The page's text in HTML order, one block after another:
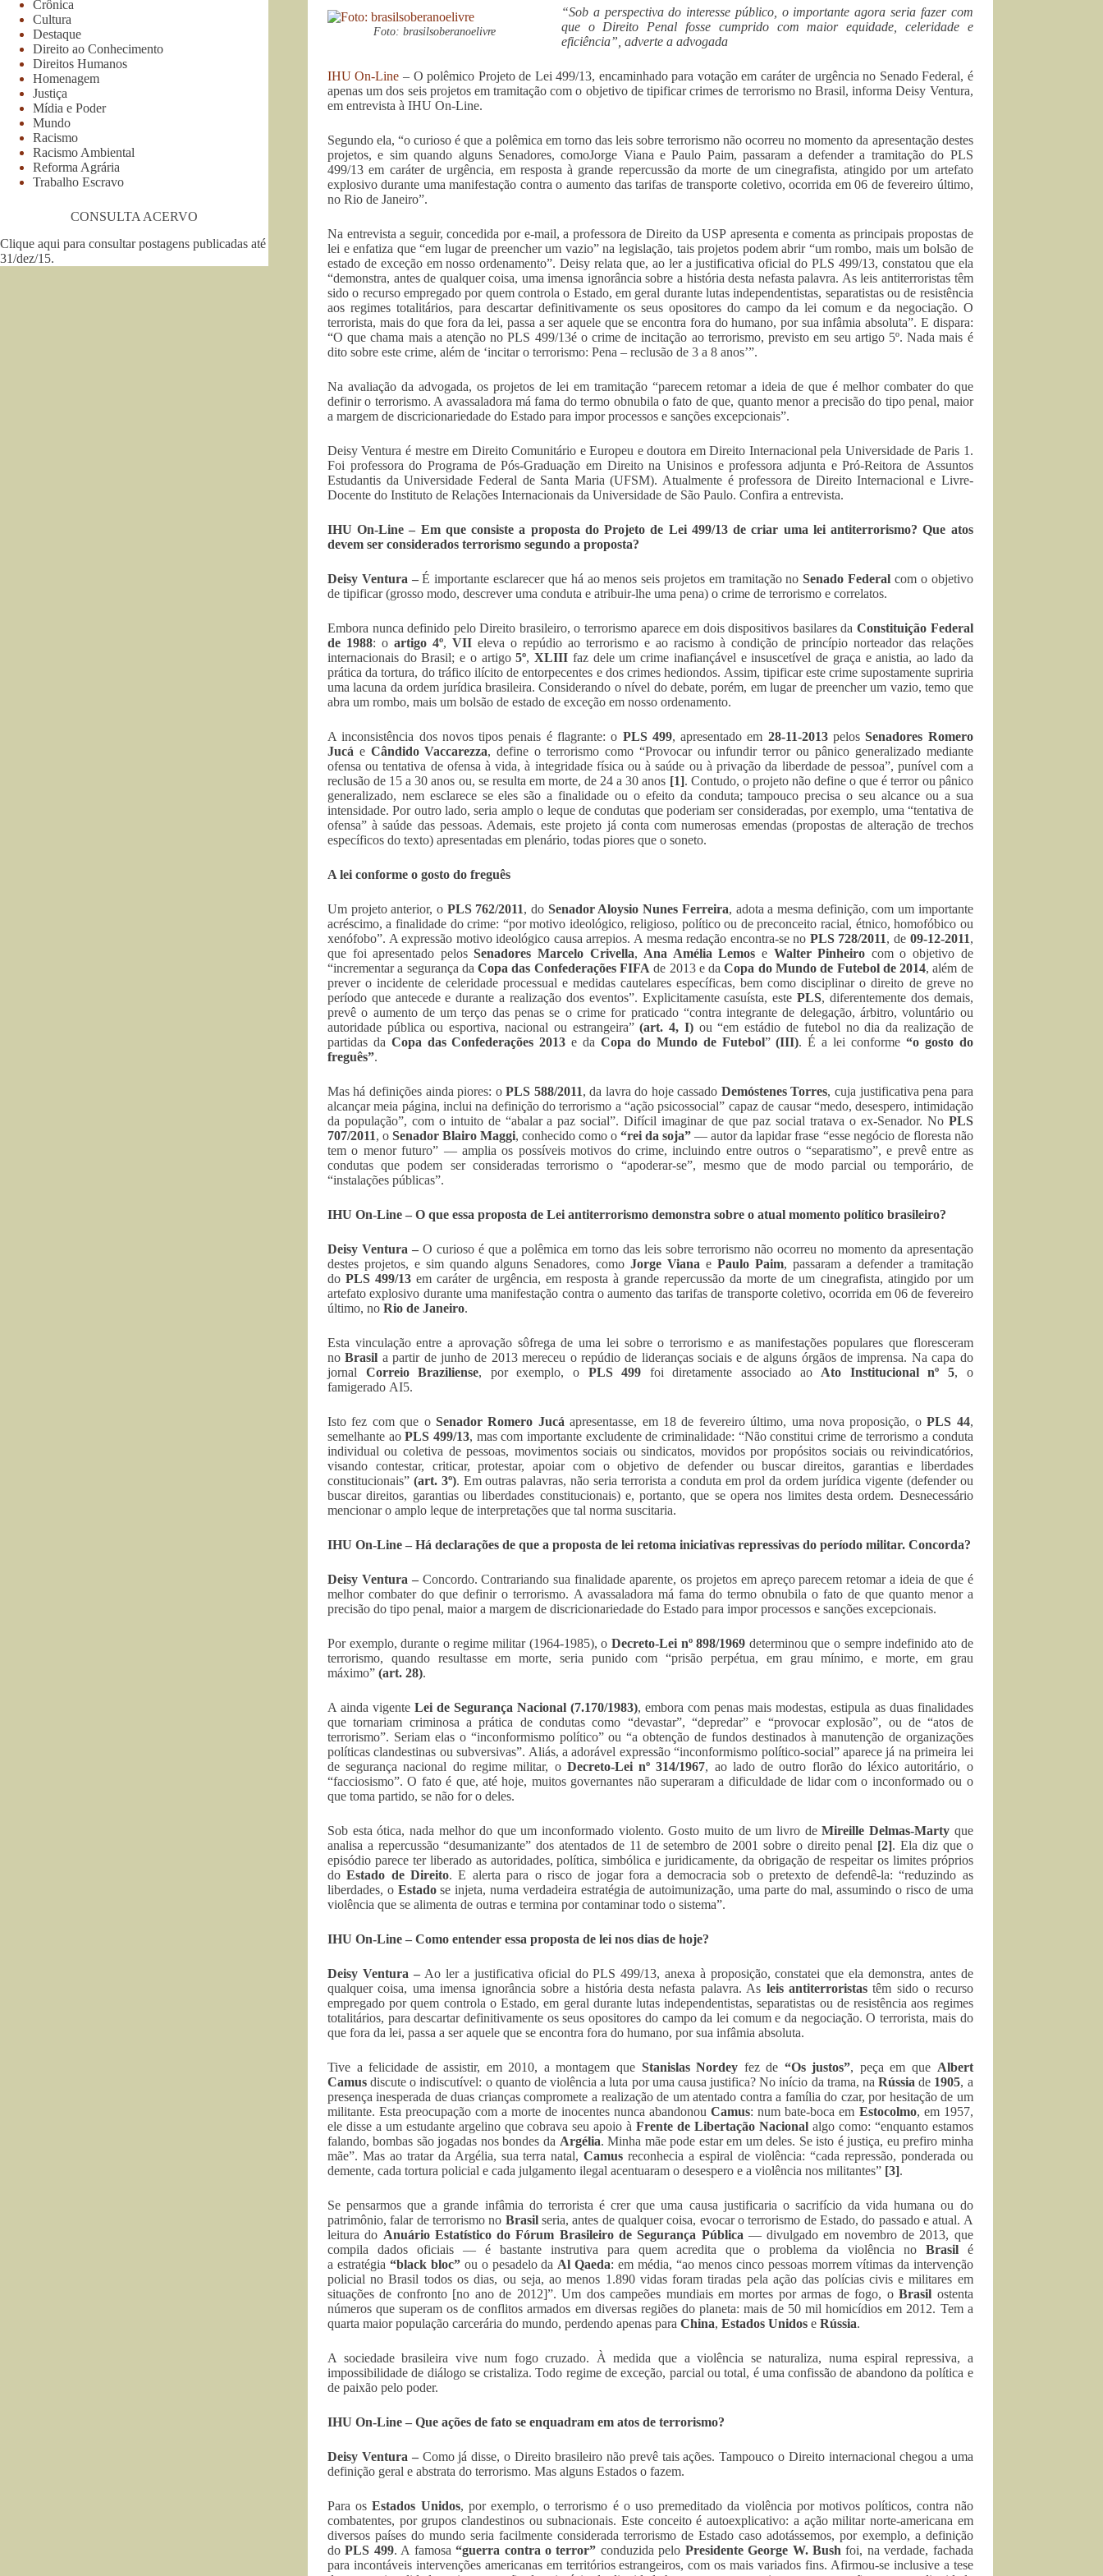
Foto: brasilsoberanoelivre
“Sob a perspectiva do interesse público, o importante agora seria fazer com
que o Direito Penal fosse cumprido com maior equidade, celeridade e
eficiência”, adverte a advogada
IHU On-Line – O polêmico Projeto de Lei 499/13, encaminhado para votação em caráter de urgência no Senado Federal, é
apenas um dos seis projetos em tramitação com o objetivo de tipificar crimes de terrorismo no Brasil, informa Deisy Ventura,
em entrevista à IHU On-Line.
Segundo ela, “o curioso é que a polêmica em torno das leis sobre terrorismo não ocorreu no momento da apresentação destes
projetos, e sim quando alguns Senadores, comoJorge Viana e Paulo Paim, passaram a defender a tramitação do PLS
499/13 em caráter de urgência, em resposta à grande repercussão da morte de um cinegrafista, atingido por um artefato
explosivo durante uma manifestação contra o aumento das tarifas de transporte coletivo, ocorrida em 06 de fevereiro último,
no Rio de Janeiro”.
Na entrevista a seguir, concedida por e-mail, a professora de Direito da USP apresenta e comenta as principais propostas de
lei e enfatiza que “em lugar de preencher um vazio” na legislação, tais projetos podem abrir “um rombo, mais um bolsão de
estado de exceção em nosso ordenamento”. Deisy relata que, ao ler a justificativa oficial do PLS 499/13, constatou que ela
“demonstra, antes de qualquer coisa, uma imensa ignorância sobre a história desta nefasta palavra. As leis antiterroristas têm
sido o recurso empregado por quem controla o Estado, em geral durante lutas independentistas, separatistas ou de resistência
aos regimes totalitários, para descartar definitivamente os seus opositores do campo da lei comum e da negociação. O
terrorista, mais do que fora da lei, passa a ser aquele que se encontra fora do humano, por sua infâmia absoluta”. E dispara:
“O que chama mais a atenção no PLS 499/13é o crime de incitação ao terrorismo, previsto em seu artigo 5º. Nada mais é
dito sobre este crime, além de ‘incitar o terrorismo: Pena – reclusão de 3 a 8 anos’”.
Na avaliação da advogada, os projetos de lei em tramitação “parecem retomar a ideia de que é melhor combater do que
definir o terrorismo. A avassaladora má fama do termo obnubila o fato de que, quanto menor a precisão do tipo penal, maior
a margem de discricionariedade do Estado para impor processos e sanções excepcionais”.
Deisy Ventura é mestre em Direito Comunitário e Europeu e doutora em Direito Internacional pela Universidade de Paris 1.
Foi professora do Programa de Pós-Graduação em Direito na Unisinos e professora adjunta e Pró-Reitora de Assuntos
Estudantis da Universidade Federal de Santa Maria (UFSM). Atualmente é professora de Direito Internacional e Livre-
Docente do Instituto de Relações Internacionais da Universidade de São Paulo. Confira a entrevista.
IHU On-Line – Em que consiste a proposta do Projeto de Lei 499/13 de criar uma lei antiterrorismo? Que atos
devem ser considerados terrorismo segundo a proposta?
Deisy Ventura –É importante esclarecer que há ao menos seis projetos em tramitação noSenado Federal com o objetivo
de tipificar (grosso modo, descrever uma conduta e atribuir-lhe uma pena) o crime de terrorismo e correlatos.
Embora nunca definido pelo Direito brasileiro, o terrorismo aparece em dois dispositivos basilares daConstituição Federal
de 1988: o artigo 4º, VIIeleva o repúdio ao terrorismo e ao racismo à condição de princípio norteador das relações
internacionais do Brasil; e o artigo5º,XLIII faz dele um crime inafiançável e insuscetível de graça e anistia, ao lado da
prática da tortura, do tráfico ilícito de entorpecentes e dos crimes hediondos. Assim, tipificar este crime supostamente supriria
uma lacuna da ordem jurídica brasileira. Considerando o nível do debate, porém, em lugar de preencher um vazio, temo que
abra um rombo, mais um bolsão de estado de exceção em nosso ordenamento.
A inconsistência dos novos tipos penais é flagrante: o PLS 499, apresentado em 28-11-2013pelosSenadores Romero
Jucá e Cândido Vaccarezza, define o terrorismo como “Provocar ou infundir terror ou pânico generalizado mediante
ofensa ou tentativa de ofensa à vida, à integridade física ou à saúde ou à privação da liberdade de pessoa”, punível com a
reclusão de 15 a 30 anos ou, se resulta em morte, de 24 a 30 anos [1]. Contudo, o projeto não define o que é terror ou pânico
generalizado, nem esclarece se eles são a finalidade ou o efeito da conduta; tampouco precisa o seu alcance ou a sua
intensidade. Por outro lado, seria amplo o leque de condutas que poderiam ser consideradas, por exemplo, uma “tentativa de
ofensa” à saúde das pessoas. Ademais, este projeto já conta com numerosas emendas (propostas de alteração de trechos
específicos do texto) apresentadas em plenário, todas piores que o soneto.
A lei conforme o gosto do freguês
Um projeto anterior, o PLS 762/2011, do Senador Aloysio Nunes Ferreira, adota a mesma definição, com um importante
acréscimo, a finalidade do crime: “por motivo ideológico, religioso, político ou de preconceito racial, étnico, homofóbico ou
xenófobo”. A expressão motivo ideológico causa arrepios. A mesma redação encontra-se no PLS 728/2011, de 09-12-2011,
que foi apresentado pelosSenadores Marcelo Crivella, Ana Amélia Lemos e Walter Pinheiro com o objetivo de
“incrementar a segurança daCopa das Confederações FIFA de 2013 e daCopa do Mundo de Futebol de 2014, além de
prever o incidente de celeridade processual e medidas cautelares específicas, bem como disciplinar o direito de greve no
período que antecede e durante a realização dos eventos”. Explicitamente casuísta, estePLS, diferentemente dos demais,
prevê o aumento de um terço das penas se o crime for praticado “contra integrante de delegação, árbitro, voluntário ou
autoridade pública ou esportiva, nacional ou estrangeira”(art. 4, I)ou “em estádio de futebol no dia da realização de
partidas da Copa das Confederações 2013 e daCopa do Mundo de Futebol”(III). É a lei conforme “o gosto do
freguês”.
Mas há definições ainda piores: oPLS 588/2011, da lavra do hoje cassado Demóstenes Torres, cuja justificativa pena para
alcançar meia página, inclui na definição do terrorismo a “ação psicossocial” capaz de causar “medo, desespero, intimidação
da população”, com o intuito de “abalar a paz social”. Difícil imaginar de que paz social tratava o ex-Senador. No PLS
707/2011, oSenador Blairo Maggi, conhecido como o“rei da soja” — autor da lapidar frase “esse negócio de floresta não
tem o menor futuro” — amplia os possíveis motivos do crime, incluindo entre outros o “separatismo”, e prevê entre as
condutas que podem ser consideradas terrorismo o “apoderar-se”, mesmo que de modo parcial ou temporário, de
“instalações públicas”.
IHU On-Line – O que essa proposta de Lei antiterrorismo demonstra sobre o atual momento político brasileiro?
Deisy Ventura –O curioso é que a polêmica em torno das leis sobre terrorismo não ocorreu no momento da apresentação
destes projetos, e sim quando alguns Senadores, como Jorge Viana e Paulo Paim, passaram a defender a tramitação
do PLS 499/13 em caráter de urgência, em resposta à grande repercussão da morte de um cinegrafista, atingido por um
artefato explosivo durante uma manifestação contra o aumento das tarifas de transporte coletivo, ocorrida em 06 de fevereiro
último, no Rio de Janeiro.
Esta vinculação entre a aprovação sôfrega de uma lei sobre o terrorismo e as manifestações populares que floresceram
noBrasil a partir de junho de 2013 mereceu o repúdio de lideranças sociais e de alguns órgãos de imprensa. Na capa do
jornal Correio Braziliense, por exemplo, o PLS 499 foi diretamente associado ao Ato Institucional nº 5, o
famigerado AI5.
Isto fez com que o Senador Romero Jucá apresentasse, em 18 de fevereiro último, uma nova proposição, oPLS 44,
semelhante aoPLS 499/13, mas com importante excludente de criminalidade: “Não constitui crime de terrorismo a conduta
individual ou coletiva de pessoas, movimentos sociais ou sindicatos, movidos por propósitos sociais ou reivindicatórios,
visando contestar, criticar, protestar, apoiar com o objetivo de defender ou buscar direitos, garantias e liberdades
constitucionais” (art. 3º). Em outras palavras, não seria terrorista a conduta em prol da ordem jurídica vigente (defender ou
buscar direitos, garantias ou liberdades constitucionais) e, portanto, que se opera nos limites desta ordem. Desnecessário
mencionar o amplo leque de interpretações que tal norma suscitaria.
IHU On-Line – Há declarações de que a proposta de lei retoma iniciativas repressivas do período militar. Concorda?
Deisy Ventura –Concordo. Contrariando sua finalidade aparente, os projetos em apreço parecem retomar a ideia de que é
melhor combater do que definir o terrorismo. A avassaladora má fama do termo obnubila o fato de que quanto menor a
precisão do tipo penal, maior a margem de discricionariedade do Estado para impor processos e sanções excepcionais.
Por exemplo, durante o regime militar (1964-1985), o Decreto-Lei nº 898/1969 determinou que o sempre indefinido ato de
terrorismo, quando resultasse em morte, seria punido com “prisão perpétua, em grau mínimo, e morte, em grau
máximo” (art. 28).
A ainda vigente Lei de Segurança Nacional (7.170/1983), embora com penas mais modestas, estipula as duas finalidades
que tornariam criminosa a prática de condutas como “devastar”, “depredar” e “provocar explosão”, ou de “atos de
terrorismo”. Seriam elas o “inconformismo político” ou “a obtenção de fundos destinados à manutenção de organizações
políticas clandestinas ou subversivas”. Aliás, a adorável expressão “inconformismo político-social” aparece já na primeira lei
de segurança nacional do regime militar, o Decreto-Lei nº 314/1967, ao lado de outro florão do léxico autoritário, o
“facciosismo”. O fato é que, até hoje, muitos governantes não superaram a dificuldade de lidar com o inconformado ou o
que toma partido, se não for o deles.
Sob esta ótica, nada melhor do que um inconformado violento. Gosto muito de um livro deMireille Delmas-Martyque
analisa a repercussão “desumanizante” dos atentados de 11 de setembro de 2001 sobre o direito penal [2]. Ela diz que o
episódio parece ter liberado as autoridades, política, simbólica e juridicamente, da obrigação de respeitar os limites próprios
doEstado de Direito. E alerta para o risco de jogar fora a democracia sob o pretexto de defendê-la: “reduzindo as
liberdades, o Estadose injeta, numa verdadeira estratégia de autoimunização, uma parte do mal, assumindo o risco de uma
violência que se alimenta de outras e termina por contaminar todo o sistema”.
IHU On-Line – Como entender essa proposta de lei nos dias de hoje?
Deisy Ventura –Ao ler a justificativa oficial do PLS 499/13, anexa à proposição, constatei que ela demonstra, antes de
qualquer coisa, uma imensa ignorância sobre a história desta nefasta palavra. As leis antiterroristas têm sido o recurso
empregado por quem controla o Estado, em geral durante lutas independentistas, separatistas ou de resistência aos regimes
totalitários, para descartar definitivamente os seus opositores do campo da lei comum e da negociação. O terrorista, mais do
que fora da lei, passa a ser aquele que se encontra fora do humano, por sua infâmia absoluta.
Tive a felicidade de assistir, em 2010, a montagem que Stanislas Nordey fez de “Os justos”, peça em que Albert
Camusdiscute o indiscutível: o quanto de violência a luta por uma causa justifica? No início da trama, na Rússia de 1905, a
presença inesperada de duas crianças compromete a realização de um atentado contra a família do czar, por hesitação de um
militante. Esta preocupação com a morte de inocentes nunca abandonouCamus: num bate-boca em Estocolmo, em 1957,
ele disse a um estudante argelino que cobrava seu apoio àFrente de Libertação Nacionalalgo como: “enquanto estamos
falando, bombas são jogadas nos bondes da Argélia. Minha mãe pode estar em um deles. Se isto é justiça, eu prefiro minha
mãe”. Mas ao tratar da Argélia, sua terra natal,Camus reconhecia a espiral de violência: “cada repressão, ponderada ou
demente, cada tortura policial e cada julgamento ilegal acentuaram o desespero e a violência nos militantes”[3].
Se pensarmos que a grande infâmia do terrorista é crer que uma causa justificaria o sacrifício da vida humana ou do
patrimônio, falar de terrorismo no Brasilseria, antes de qualquer coisa, evocar o terrorismo de Estado, do passado e atual. A
leitura do Anuário Estatístico do Fórum Brasileiro de Segurança Pública — divulgado em novembro de 2013, que
compila dados oficiais — é bastante instrutiva para quem acredita que o problema da violência no Brasilé
a estratégia “black bloc”ou o pesadelo da Al Qaeda: em média, “ao menos cinco pessoas morrem vítimas da intervenção
policial no Brasil todos os dias, ou seja, ao menos 1.890 vidas foram tiradas pela ação das polícias civis e militares em
situações de confronto [no ano de 2012]”. Um dos campeões mundiais em mortes por armas de fogo, oBrasil ostenta
números que superam os de conflitos armados em diversas regiões do planeta: mais de 50 mil homicídios em 2012. Tem a
quarta maior população carcerária do mundo, perdendo apenas para China, Estados Unidose Rússia.
A sociedade brasileira vive num fogo cruzado. À medida que a violência se naturaliza, numa espiral repressiva, a
impossibilidade de diálogo se cristaliza. Todo regime de exceção, parcial ou total, é uma confissão de abandono da política e
de paixão pelo poder.
IHU On-Line – Que ações de fato se enquadram em atos de terrorismo?
Deisy Ventura –Como já disse, o Direito brasileiro não prevê tais ações. Tampouco o Direito internacional chegou a uma
definição geral e abstrata do terrorismo. Mas alguns Estados o fazem.
Para osEstados Unidos, por exemplo, o terrorismo é o uso premeditado da violência por motivos políticos, contra não
combatentes, por grupos clandestinos ou subnacionais. Este conceito é autoexplicativo: a ação militar norte-americana em
diversos países do mundo seria facilmente considerada terrorismo de Estado caso adotássemos, por exemplo, a definição
doPLS 499. A famosa“guerra contra o terror” conduzida pelo Presidente George W. Bush foi, na verdade, fachada
para incontáveis intervenções americanas em territórios estrangeiros, com os mais variados fins. Afirmou-se inclusive a tese
Crônica
Cultura
Destaque
Direito ao Conhecimento
Direitos Humanos
Homenagem
Justiça
Mídia e Poder
Mundo
Racismo
Racismo Ambiental
Reforma Agrária
Trabalho Escravo
CONSULTA ACERVO
Clique aqui para consultar postagens publicadas até
31/dez/15.